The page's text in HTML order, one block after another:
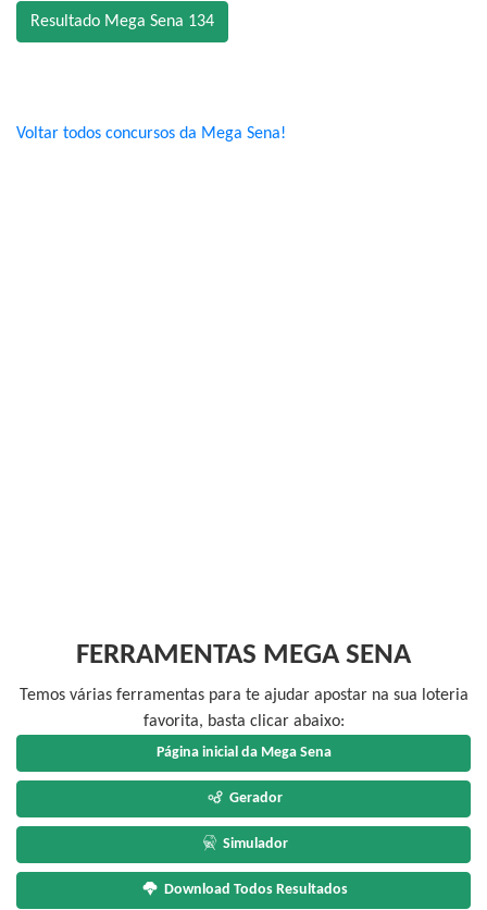
Resultado Mega Sena 134
Voltar todos concursos da Mega Sena!
FERRAMENTAS MEGA SENA
Temos várias ferramentas para te ajudar apostar na sua loteria
favorita, basta clicar abaixo:
Página inicial da Mega Sena
Gerador
Simulador
Download Todos Resultados